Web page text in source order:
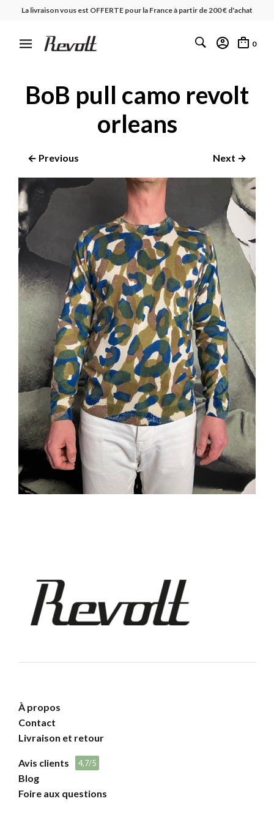
La livraison vous est OFFERTE pour la France à partir de 200 € d'achat
0
BoB pull camo revolt
orleans
← Previous Next →
À propos
Contact
Livraison et retour
Avis clients 4,7/5
Blog
Foire aux questions